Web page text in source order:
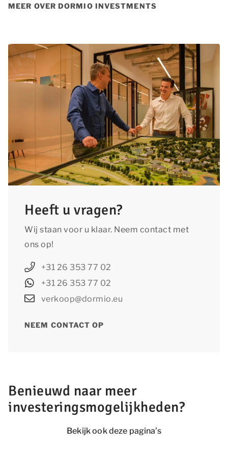
MEER OVER DORMIO INVESTMENTS
Heeft u vragen?
Wij staan voor u klaar. Neem contact met
ons op!
+31 26 353 77 02
+31 26 353 77 02
verkoop@dormio.eu
NEEM CONTACT OP
Benieuwd naar meer
investeringsmogelijkheden?
Bekijk ook deze pagina’s